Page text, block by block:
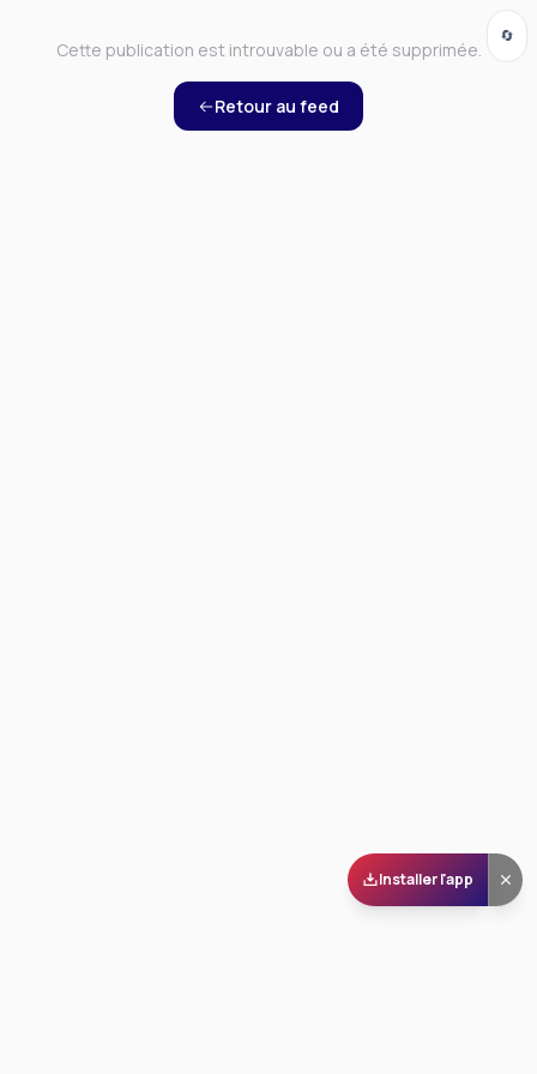
Cette publication est introuvable ou a été supprimée.
Retour au feed
Installer l'app
🔄